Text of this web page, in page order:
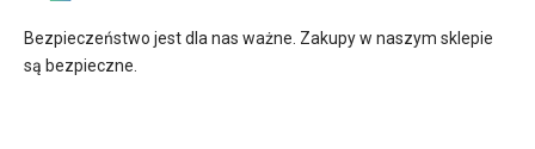
Bezpieczeństwo jest dla nas ważne. Zakupy w naszym sklepie
są bezpieczne.